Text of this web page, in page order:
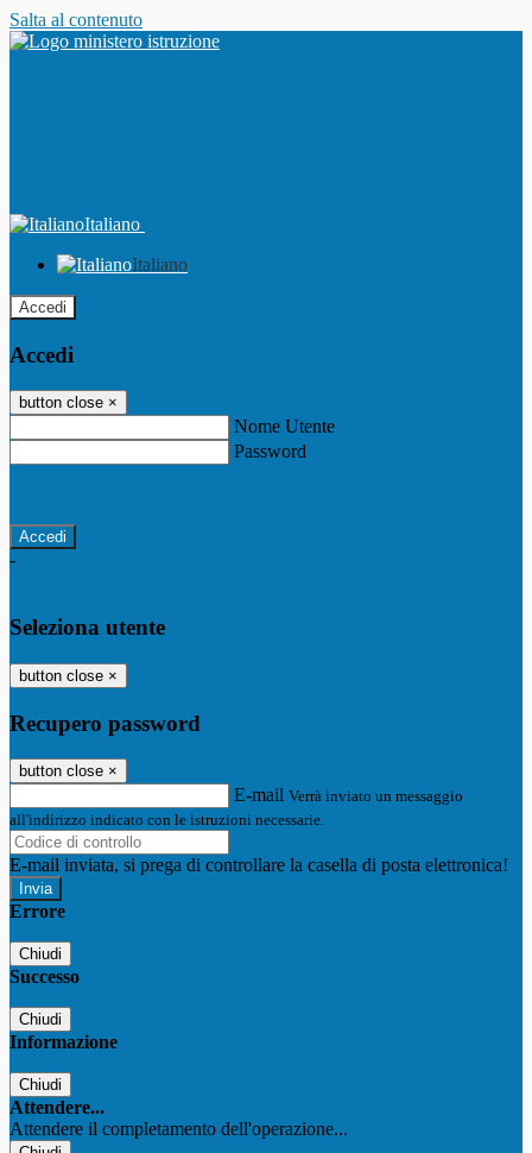
Salta al contenuto
Italiano
Italiano
Accedi
Accedi
button close ×
Nome Utente
Password
-
Seleziona utente
button close ×
Recupero password
button close ×
E-mail Verrà inviato un messaggio
all'indirizzo indicato con le istruzioni necessarie.
E-mail inviata, si prega di controllare la casella di posta elettronica!
Errore
Chiudi
Successo
Chiudi
Informazione
Chiudi
Attendere...
Attendere il completamento dell'operazione...